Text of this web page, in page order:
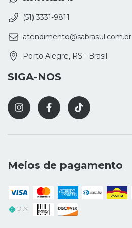
(51) 3331-9811
atendimento@sabrasul.com.br
Porto Alegre, RS - Brasil
SIGA-NOS
Meios de pagamento